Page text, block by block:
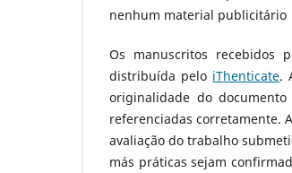
nenhum material publicitário
Os manuscritos recebidos
distribuída pelo iThenticate.
originalidade do
referenciadas corretamente.
avaliação do trabalho
más práticas sejam